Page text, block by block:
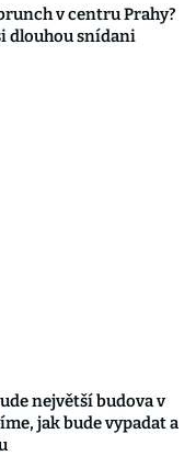
v centru Prahy?
dlouhou snídani
největší budova v
jak bude vypadat a